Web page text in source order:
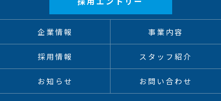
企業情報 事業内容
採用情報 スタッフ紹介
お知らせ お問い合わせ